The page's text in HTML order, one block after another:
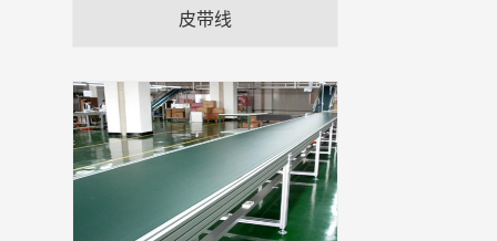
皮带线